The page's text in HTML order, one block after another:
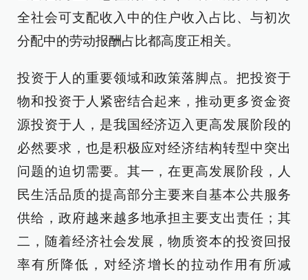
全社会可支配收入中的住户收入占比、与初次
分配中的劳动报酬占比都高度正相关。
投资于人的重要领域和政策落脚点。把投资于
物和投资于人紧密结合起来，推动更多资金资
源投资于人，是我国经济迈入更高发展阶段的
必然要求，也是积极应对经济结构转型中突出
问题的迫切需要。其一，在更高发展阶段，人
民生活品质的提高部分主要来自基本公共服务
供给，政府越来越多地承担主要支出责任；其
二，随着经济社会发展，物质资本的投资回报
率有所降低，对经济增长的拉动作用有所减